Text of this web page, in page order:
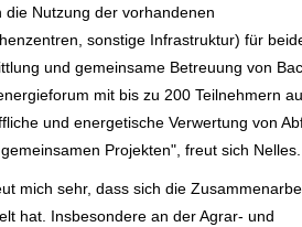
Nutzung der vorhandenen
sonstige Infrastruktur) für
und gemeinsame Betreuung von
mit bis zu 200 Teilnehmern
und energetische Verwertung von
Projekten", freut sich Nelles.
mich sehr, dass sich die
hat. Insbesondere an der Agrar- und